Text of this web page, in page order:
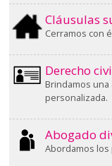
Cláusulas
Cerramos con
Derecho
Brindamos
personalizada.
Abogado
Abordamos